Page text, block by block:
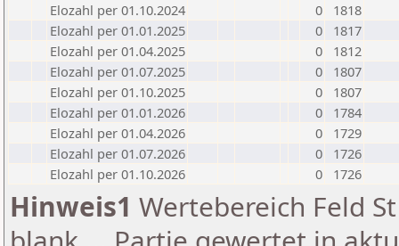
Elozahl per 01.10.2024
0
1818
Elozahl per 01.01.2025
0
1817
Elozahl per 01.04.2025
0
1812
Elozahl per 01.07.2025
0
1807
Elozahl per 01.10.2025
0
1807
Elozahl per 01.01.2026
0
1784
Elozahl per 01.04.2026
0
1729
Elozahl per 01.07.2026
0
1726
Elozahl per 01.10.2026
0 1726
Hinweis1 Wertebereich Feld